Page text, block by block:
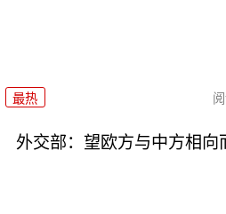
最热
外交部：望欧方与中方相向